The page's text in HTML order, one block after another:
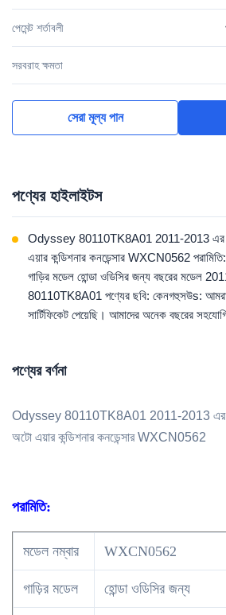
পেমেন্ট শর্তাবলী
সরবরাহ ক্ষমতা
সেরা মূল্য পান
পণ্যের হাইলাইটস
Odyssey 80110TK8A01 2011-2013
এয়ার কন্ডিশনার কনডেন্সার WXCN0562
গাড়ির মডেল হোন্ডা ওডিসির জন্য বছরের মডেল
80110TK8A01 পণ্যের ছবি: কেনগহুসউs:
সার্টিফিকেট পেয়েছি। আমাদের অনেক বছরের
পণ্যের বর্ণনা
Odyssey 80110TK8A01 2011-2013
অটো এয়ার কন্ডিশনার কনডেন্সার WXCN0562
পরামিতি:
মডেল নম্বার WXCN0562
গাড়ির মডেল হোন্ডা ওডিসির জন্য